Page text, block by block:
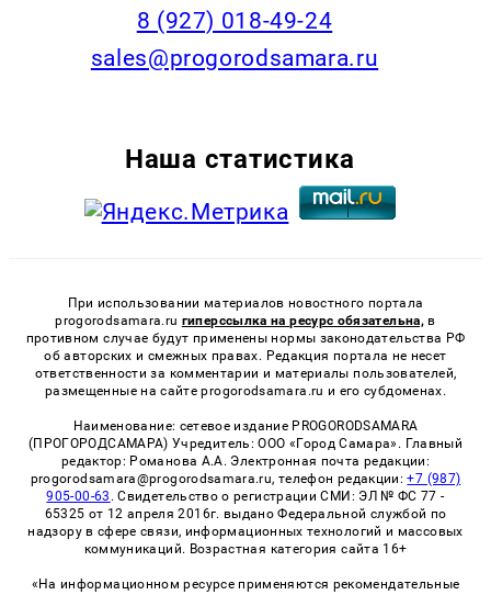
8 (927) 018-49-24
sales@progorodsamara.ru
Наша статистика
При использовании материалов новостного портала
progorodsamara.ru гиперссылка на ресурс обязательна, в
противном случае будут применены нормы законодательства РФ
об авторских и смежных правах. Редакция портала не несет
ответственности за комментарии и материалы пользователей,
размещенные на сайте progorodsamara.ru и его субдоменах.
Наименование: сетевое издание PROGORODSAMARA
(ПРОГОРОДСАМАРА) Учредитель: ООО «Город Самара». Главный
редактор: Романова А.А. Электронная почта редакции:
progorodsamara@progorodsamara.ru, телефон редакции:+7 (987)
905-00-63 . Свидетельство о регистрации СМИ: ЭЛ № ФС 77 -
65325 от 12 апреля 2016г. выдано Федеральной службой по
надзору в сфере связи, информационных технологий и массовых
коммуникаций. Возрастная категория сайта 16+
«На информационном ресурсе применяются рекомендательные